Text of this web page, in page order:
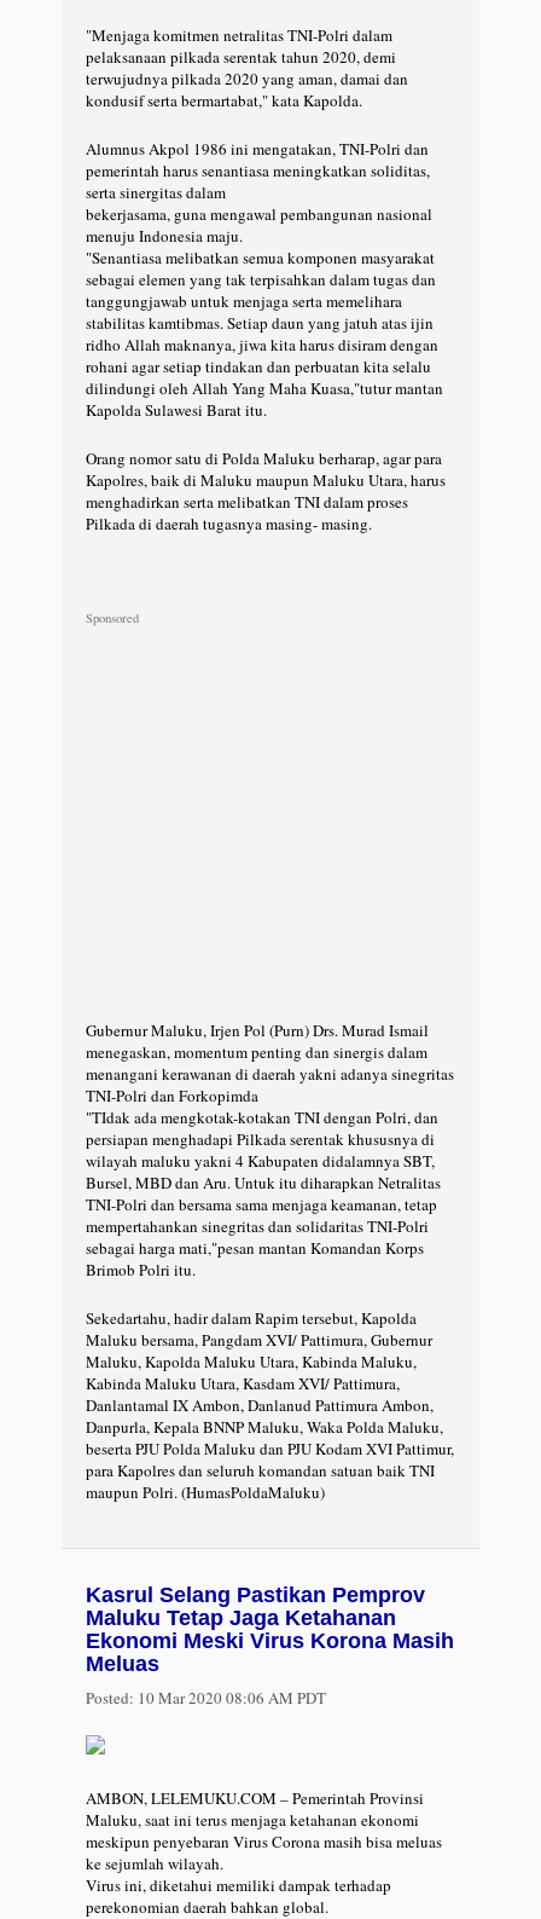
"Menjaga komitmen netralitas TNI-Polri dalam
pelaksanaan pilkada serentak tahun 2020, demi
terwujudnya pilkada 2020 yang aman, damai dan
kondusif serta bermartabat," kata Kapolda.
Alumnus Akpol 1986 ini mengatakan, TNI-Polri dan
pemerintah harus senantiasa meningkatkan soliditas,
serta sinergitas dalam
bekerjasama, guna mengawal pembangunan nasional
menuju Indonesia maju.
"Senantiasa melibatkan semua komponen masyarakat
sebagai elemen yang tak terpisahkan dalam tugas dan
tanggungjawab untuk menjaga serta memelihara
stabilitas kamtibmas. Setiap daun yang jatuh atas ijin
ridho Allah maknanya, jiwa kita harus disiram dengan
rohani agar setiap tindakan dan perbuatan kita selalu
dilindungi oleh Allah Yang Maha Kuasa,"tutur mantan
Kapolda Sulawesi Barat itu.
Orang nomor satu di Polda Maluku berharap, agar para
Kapolres, baik di Maluku maupun Maluku Utara, harus
menghadirkan serta melibatkan TNI dalam proses
Pilkada di daerah tugasnya masing- masing.
Gubernur Maluku, Irjen Pol (Purn) Drs. Murad Ismail
menegaskan, momentum penting dan sinergis dalam
menangani kerawanan di daerah yakni adanya sinegritas
TNI-Polri dan Forkopimda
"TIdak ada mengkotak-kotakan TNI dengan Polri, dan
persiapan menghadapi Pilkada serentak khususnya di
wilayah maluku yakni 4 Kabupaten didalamnya SBT,
Bursel, MBD dan Aru. Untuk itu diharapkan Netralitas
TNI-Polri dan bersama sama menjaga keamanan, tetap
mempertahankan sinegritas dan solidaritas TNI-Polri
sebagai harga mati,"pesan mantan Komandan Korps
Brimob Polri itu.
Sekedartahu, hadir dalam Rapim tersebut, Kapolda
Maluku bersama, Pangdam XVI/ Pattimura, Gubernur
Maluku, Kapolda Maluku Utara, Kabinda Maluku,
Kabinda Maluku Utara, Kasdam XVI/ Pattimura,
Danlantamal IX Ambon, Danlanud Pattimura Ambon,
Danpurla, Kepala BNNP Maluku, Waka Polda Maluku,
beserta PJU Polda Maluku dan PJU Kodam XVI Pattimur,
para Kapolres dan seluruh komandan satuan baik TNI
maupun Polri. (HumasPoldaMaluku)
Kasrul Selang Pastikan Pemprov
Maluku Tetap Jaga Ketahanan
Ekonomi Meski Virus Korona Masih
Meluas
Posted: 10 Mar 2020 08:06 AM PDT
AMBON, LELEMUKU.COM – Pemerintah Provinsi
Maluku, saat ini terus menjaga ketahanan ekonomi
meskipun penyebaran Virus Corona masih bisa meluas
ke sejumlah wilayah.
Virus ini, diketahui memiliki dampak terhadap
perekonomian daerah bahkan global.